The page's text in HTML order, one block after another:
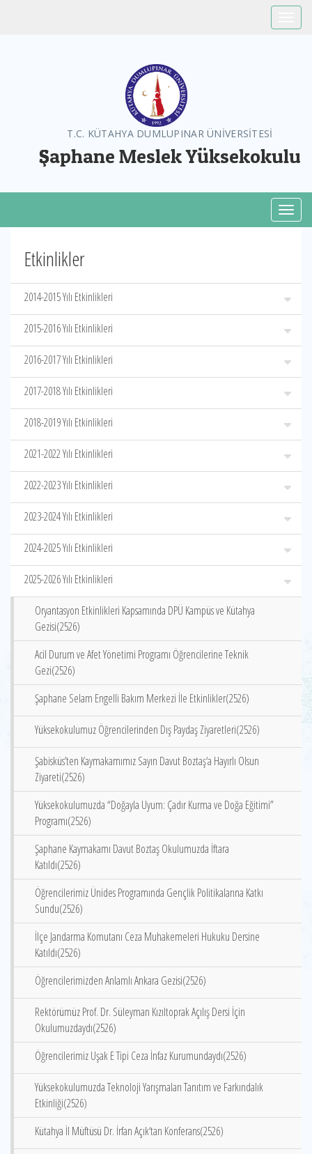
T.C. KÜTAHYA DUMLUPINAR ÜNİVERSİTESİ
Şaphane Meslek Yüksekokulu
Etkinlikler
2014-2015 Yılı Etkinlikleri
2015-2016 Yılı Etkinlikleri
2016-2017 Yılı Etkinlikleri
2017-2018 Yılı Etkinlikleri
2018-2019 Yılı Etkinlikleri
2021-2022 Yılı Etkinlikleri
2022-2023 Yılı Etkinlikleri
2023-2024 Yılı Etkinlikleri
2024-2025 Yılı Etkinlikleri
2025-2026 Yılı Etkinlikleri
Oryantasyon Etkinlikleri Kapsamında DPÜ Kampüs ve Kütahya
Gezisi(2526)
Acil Durum ve Afet Yönetimi Programı Öğrencilerine Teknik
Gezi(2526)
Şaphane Selam Engelli Bakım Merkezi İle Etkinlikler(2526)
Yüksekokulumuz Öğrencilerinden Dış Paydaş Ziyaretleri(2526)
Şabisküs’ten Kaymakamımız Sayın Davut Boztaş‘a Hayırlı Olsun
Ziyareti(2526)
Yüksekokulumuzda “Doğayla Uyum: Çadır Kurma ve Doğa Eğitimi”
Programı(2526)
Şaphane Kaymakamı Davut Boztaş Okulumuzda İftara
Katıldı(2526)
Öğrencilerimiz Ünides Programında Gençlik Politikalarına Katkı
Sundu(2526)
İlçe Jandarma Komutanı Ceza Muhakemeleri Hukuku Dersine
Katıldı(2526)
Öğrencilerimizden Anlamlı Ankara Gezisi(2526)
Rektörümüz Prof. Dr. Süleyman Kızıltoprak Açılış Dersi İçin
Okulumuzdaydı(2526)
Öğrencilerimiz Uşak E Tipi Ceza İnfaz Kurumundaydı(2526)
Yüksekokulumuzda Teknoloji Yarışmaları Tanıtım ve Farkındalık
Etkinliği(2526)
Kütahya İl Müftüsü Dr. İrfan Açık‘tan Konferans(2526)